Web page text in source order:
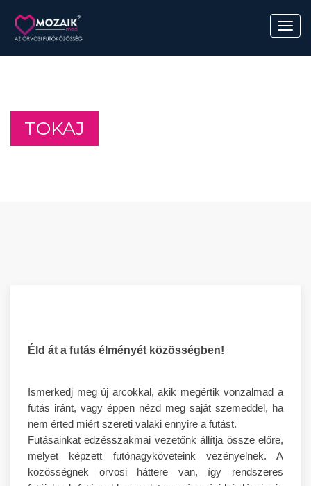
TOKAJ
Éld át a futás élményét közösségben!
Ismerkedj meg új arcokkal, akik megértik vonzalmad a
futás iránt, vagy éppen nézd meg saját szemeddel, ha
nem érted miért szereti valaki ennyire a futást.
Futásainkat edzésszakmai vezetőnk állítja össze előre,
melyet képzett futónagyköveteink vezényelnek. A
közösségnek orvosi háttere van, így rendszeres